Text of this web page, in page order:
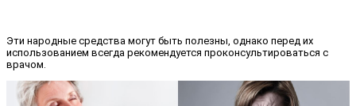
Эти народные средства могут быть полезны, однако перед их
использованием всегда рекомендуется проконсультироваться с
врачом.